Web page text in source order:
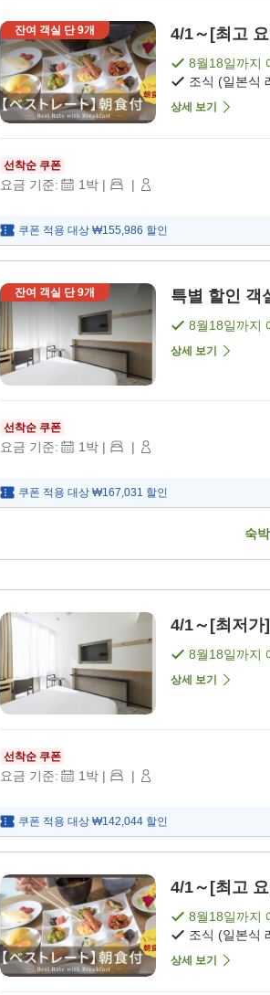
잔여 객실 단9개 4/1～[최고
8월18일까지
조식 (일본식
상세 보기
선착순 쿠폰
요금 기준: 1박 | |
쿠폰 적용 대상 ₩155,986 할인
잔여 객실 단9개 특별 할인 객
8월18일까지
상세 보기
선착순 쿠폰
요금 기준: 1박 | |
쿠폰 적용 대상 ₩167,031 할인
숙
4/1～[최저가
8월18일까지
상세 보기
선착순 쿠폰
요금 기준: 1박 | |
쿠폰 적용 대상 ₩142,044 할인
4/1～[최고
8월18일까지
조식 (일본식
상세 보기